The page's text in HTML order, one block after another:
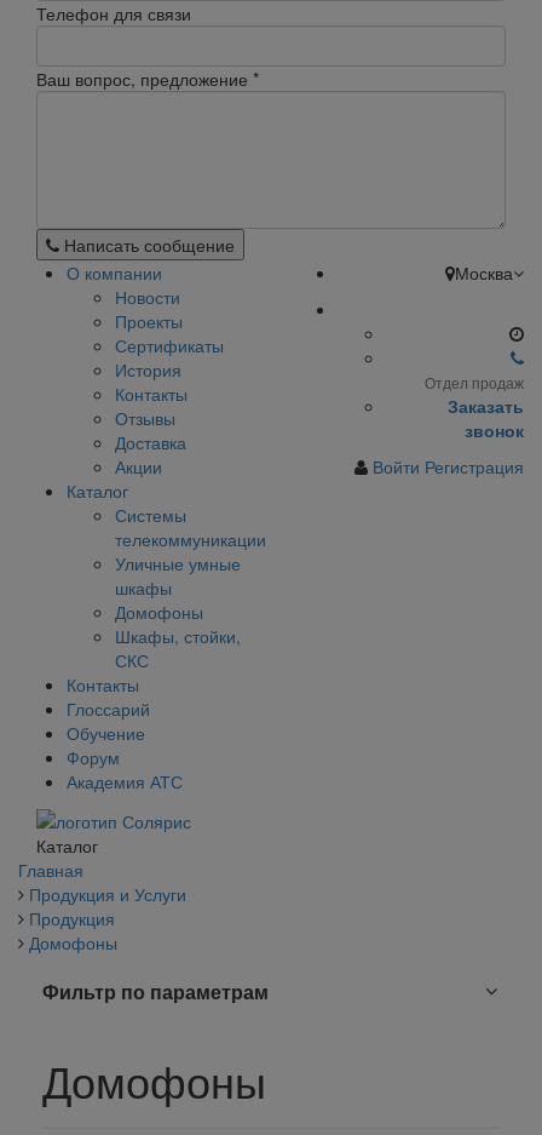
Телефон для связи
Ваш вопрос, предложение *
Написать сообщение
О компании
Новости
Проекты
Сертификаты
История
Контакты
Отзывы
Доставка
Акции
Каталог
Системы
телекоммуникации
Уличные умные
шкафы
Домофоны
Шкафы, стойки,
СКС
Контакты
Глоссарий
Обучение
Форум
Академия АТС
Москва
Отдел продаж
Заказать
звонок
Войти Регистрация
Каталог
Главная
Продукция и Услуги
Продукция
Домофоны
Фильтр по параметрам
Домофоны